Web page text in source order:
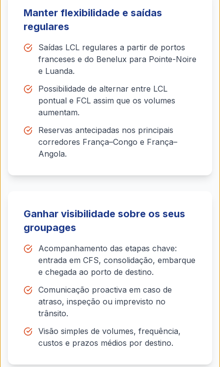
Manter flexibilidade e saídas
regulares
Saídas LCL regulares a partir de portos
franceses e do Benelux para Pointe-Noire
e Luanda.
Possibilidade de alternar entre LCL
pontual e FCL assim que os volumes
aumentam.
Reservas antecipadas nos principais
corredores França–Congo e França–
Angola.
Ganhar visibilidade sobre os seus
groupages
Acompanhamento das etapas chave:
entrada em CFS, consolidação, embarque
e chegada ao porto de destino.
Comunicação proactiva em caso de
atraso, inspeção ou imprevisto no
trânsito.
Visão simples de volumes, frequência,
custos e prazos médios por destino.